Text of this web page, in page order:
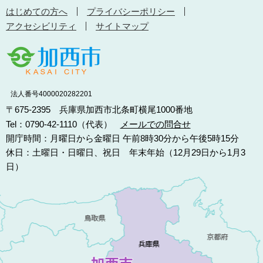
はじめての方へ
プライバシーポリシー
アクセシビリティ
サイトマップ
法人番号4000020282201
〒675-2395 兵庫県加西市北条町横尾1000番地
Tel：0790-42-1110（代表）
メールでの問合せ
開庁時間：月曜日から金曜日 午前8時30分から午後5時15分
休日：土曜日・日曜日、祝日 年末年始（12月29日から1月3
日）